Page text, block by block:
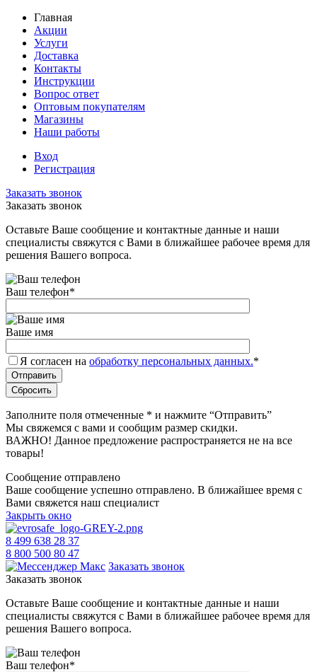
Главная
Акции
Услуги
Доставка
Контакты
Инструкции
Вопрос ответ
Оптовым покупателям
Магазины
Наши работы
Вход
Регистрация
Заказать звонок
Заказать звонок
Оставьте Ваше сообщение и контактные данные и наши
специалисты свяжутся с Вами в ближайшее рабочее время для
решения Вашего вопроса.
Ваш телефон*
Ваше имя
Я согласен на обработку персональных данных.*
Заполните поля отмеченные * и нажмите “Отправить”
Мы свяжемся с вами и сообщим размер скидки.
ВАЖНО! Данное предложение распространяется не на все
товары!
Сообщение отправлено
Ваше сообщение успешно отправлено. В ближайшее время с
Вами свяжется наш специалист
Закрыть окно
8 499 638 28 37
8 800 500 80 47
Заказать звонок
Заказать звонок
Оставьте Ваше сообщение и контактные данные и наши
специалисты свяжутся с Вами в ближайшее рабочее время для
решения Вашего вопроса.
Ваш телефон*